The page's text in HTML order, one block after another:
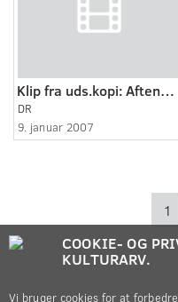
Klip fra uds.kopi: Aftenshowet
DR
9. januar 2007
1
COOKIE- OG
KULTURARV.
Vi bruger cookies for at